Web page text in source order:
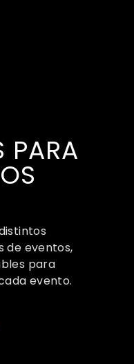
PARA
de eventos,
para
evento.